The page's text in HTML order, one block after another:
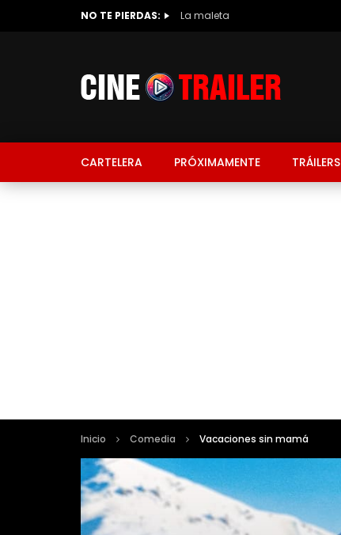
NO TE PIERDAS: La maleta
CARTELERA PRÓXIMAMENTE TRÁILERS
Inicio Comedia Vacaciones sin mamá